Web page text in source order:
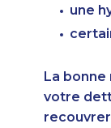
une
La
votre